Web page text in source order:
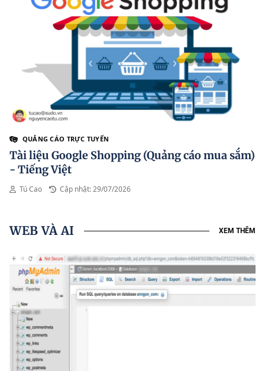
QUẢNG CÁO TRỰC TUYẾN
Tài liệu Google Shopping (Quảng cáo mua sắm)
- Tiếng Việt
Tú Cao Cập nhật: 29/07/2026
WEB VÀ AI XEM THÊM